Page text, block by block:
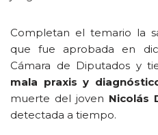
Completan el temario la
que fue aprobada en
Cámara de Diputados y
mala praxis y
muerte del joven Nicolás
detectada a tiempo.